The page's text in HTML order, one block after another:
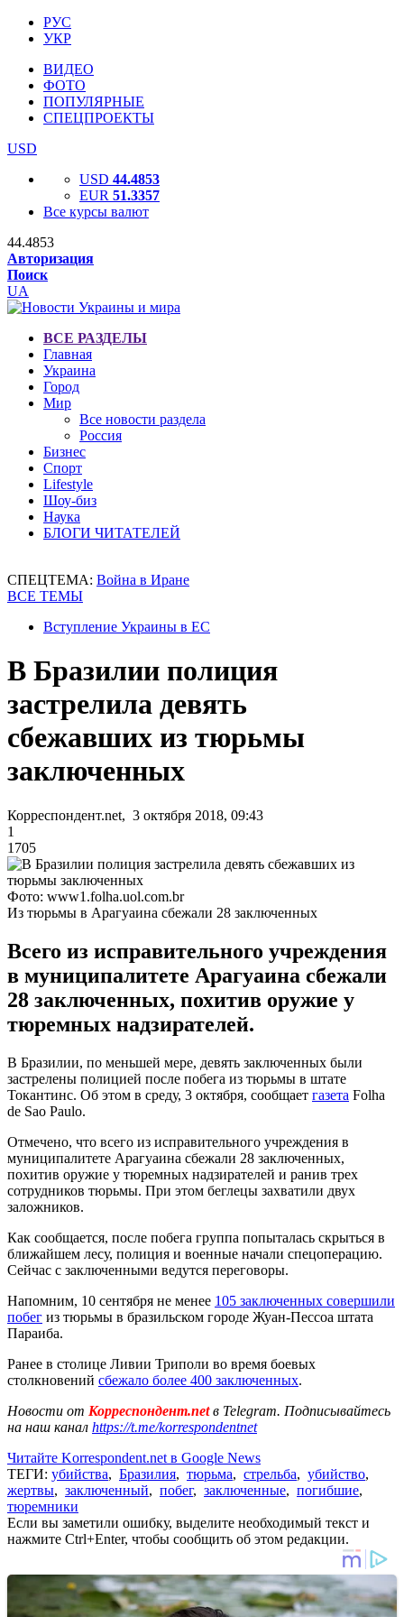
РУС
УКР
ВИДЕО
ФОТО
ПОПУЛЯРНЫЕ
СПЕЦПРОЕКТЫ
USD
USD 44.4853
EUR 51.3357
Все курсы валют
44.4853
Авторизация
Поиск
UA
ВСЕ РАЗДЕЛЫ
Главная
Украина
Город
Мир
Все новости раздела
Россия
Бизнес
Спорт
Lifestyle
Шоу-биз
Наука
БЛОГИ ЧИТАТЕЛЕЙ
СПЕЦТЕМА: Война в Иране
ВСЕ ТЕМЫ
Вступление Украины в ЕС
В Бразилии полиция
застрелила девять
сбежавших из тюрьмы
заключенных
Корреспондент.net, 3 октября 2018, 09:43
1
1705
Фото: www1.folha.uol.com.br
Из тюрьмы в Арагуаина сбежали 28 заключенных
Всего из исправительного учреждения
в муниципалитете Арагуаина сбежали
28 заключенных, похитив оружие у
тюремных надзирателей.
В Бразилии, по меньшей мере, девять заключенных были
застрелены полицией после побега из тюрьмы в штате
Токантинс. Об этом в среду, 3 октября, сообщает газета Folha
de Sao Paulo.
Отмечено, что всего из исправительного учреждения в
муниципалитете Арагуаина сбежали 28 заключенных,
похитив оружие у тюремных надзирателей и ранив трех
сотрудников тюрьмы. При этом беглецы захватили двух
заложников.
Как сообщается, после побега группа попыталась скрыться в
ближайшем лесу, полиция и военные начали спецоперацию.
Сейчас с заключенными ведутся переговоры.
Напомним, 10 сентября не менее 105 заключенных совершили
побег из тюрьмы в бразильском городе Жуан-Пессоа штата
Параиба.
Ранее в столице Ливии Триполи во время боевых
столкновений сбежало более 400 заключенных.
Новости от Корреспондент.netв Telegram. Подписывайтесь
на наш канал https://t.me/korrespondentnet
Читайте Korrespondent.net в Google News
ТЕГИ: убийства, Бразилия, тюрьма, стрельба, убийство,
жертвы, заключенный, побег, заключенные, погибшие,
тюремники
Если вы заметили ошибку, выделите необходимый текст и
нажмите Ctrl+Enter, чтобы сообщить об этом редакции.